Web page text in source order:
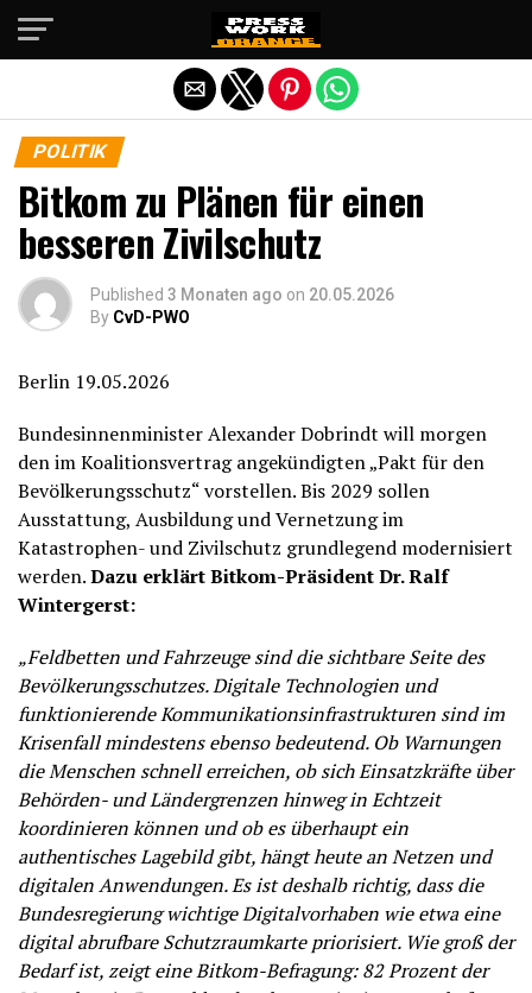
POLITIK
Bitkom zu Plänen für einen
besseren Zivilschutz
Published 3 Monaten ago on 20.05.2026
By CvD-PWO
Berlin 19.05.2026
Bundesinnenminister Alexander Dobrindt will morgen
den im Koalitionsvertrag angekündigten „Pakt für den
Bevölkerungsschutz“ vorstellen. Bis 2029 sollen
Ausstattung, Ausbildung und Vernetzung im
Katastrophen- und Zivilschutz grundlegend modernisiert
werden.Dazu erklärt Bitkom-Präsident Dr. Ralf
Wintergerst:
„Feldbetten und Fahrzeuge sind die sichtbare Seite des
Bevölkerungsschutzes. Digitale Technologien und
funktionierende Kommunikationsinfrastrukturen sind im
Krisenfall mindestens ebenso bedeutend. Ob Warnungen
die Menschen schnell erreichen, ob sich Einsatzkräfte über
Behörden- und Ländergrenzen hinweg in Echtzeit
koordinieren können und ob es überhaupt ein
authentisches Lagebild gibt, hängt heute an Netzen und
digitalen Anwendungen. Es ist deshalb richtig, dass die
Bundesregierung wichtige Digitalvorhaben wie etwa eine
digital abrufbare Schutzraumkarte priorisiert. Wie groß der
Bedarf ist, zeigt eine Bitkom-Befragung: 82 Prozent der
Die mobile Version verlassen